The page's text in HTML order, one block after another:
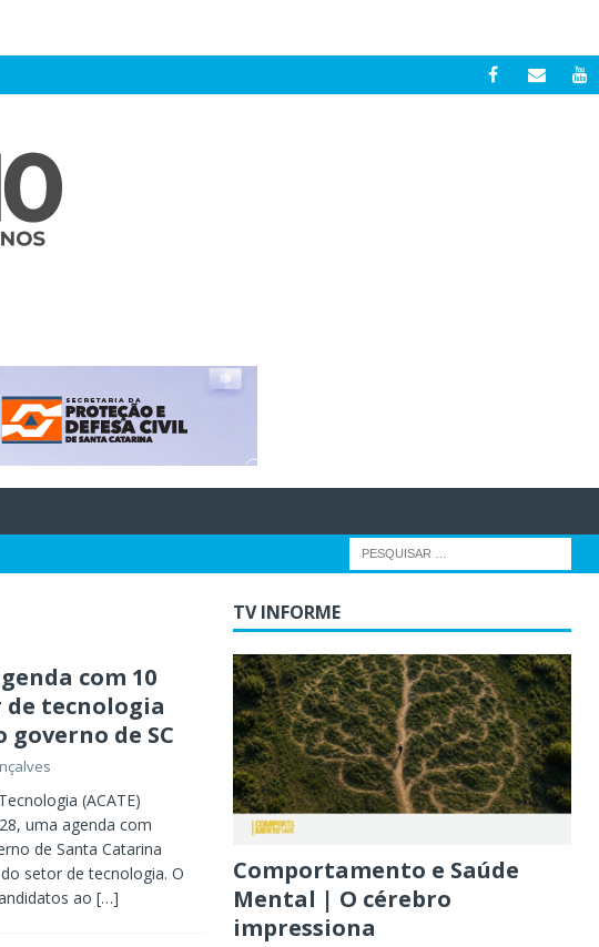
com 10
de tecnologia
de SC
(ACATE)
uma agenda com
de Santa Catarina
setor de tecnologia. O
ao […]
TV INFORME
Comportamento e Saúde
Mental | O cérebro
impressiona